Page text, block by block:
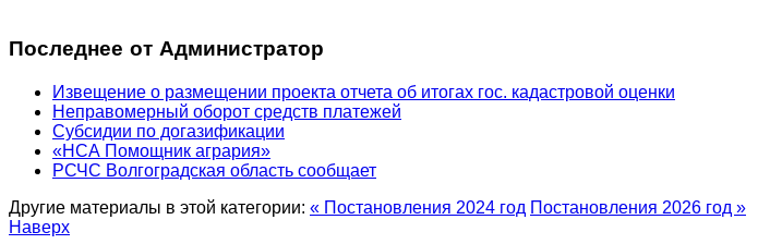
Последнее от Администратор
Извещение о размещении проекта отчета об итогах гос. кадастровой оценки
Неправомерный оборот средств платежей
Субсидии по догазификации
«НСА Помощник агрария»
РСЧС Волгоградская область сообщает
Другие материалы в этой категории: « Постановления 2024 год Постановления 2026 год »
Наверх